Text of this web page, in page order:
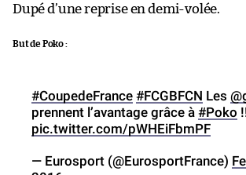
Dupé d’une reprise en demi-volée.
But de Poko :
#CoupedeFrance #FCGBFCN Les
prennent l’avantage grâce à #Poko
pic.twitter.com/pWHEiFbmPF
— Eurosport (@EurosportFrance)